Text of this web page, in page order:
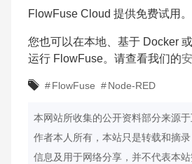
FlowFuse Cloud 提供免费试用。
您也可以在本地、基于 Docker
运行 FlowFuse。请查看我们的
#FlowFuse #Node-RED
本网站所收集的公开资料部分来源
作者本人所有，本站只是转载和摘
信息及用于网络分享，并不代表本